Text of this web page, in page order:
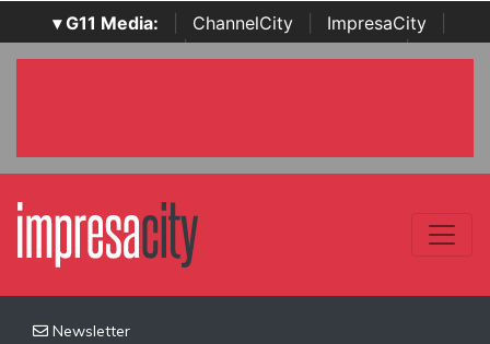
▾ G11 Media: ChannelCity ImpresaCity
SecurityOpenLab | Italian Channel Awards | Italian
Newsletter